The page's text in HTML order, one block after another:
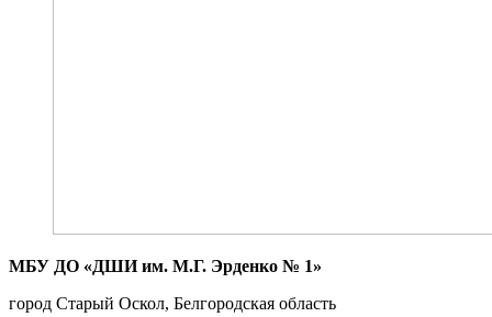
МБУ ДО «ДШИ им. М.Г. Эрденко № 1»
город Старый Оскол, Белгородская область